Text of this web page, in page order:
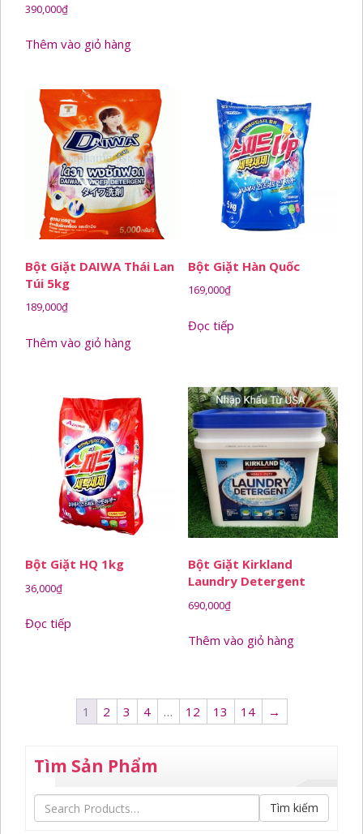
390,000₫
Thêm vào giỏ hàng
Bột Giặt DAIWA Thái Lan
Túi 5kg
189,000₫
Thêm vào giỏ hàng
Bột Giặt Hàn Quốc
169,000₫
Đọc tiếp
Bột Giặt HQ 1kg
36,000₫
Đọc tiếp
Bột Giặt Kirkland
Laundry Detergent
690,000₫
Thêm vào giỏ hàng
1 2 3 4 … 12 13 14 →
Tìm Sản Phẩm
Tìm kiếm